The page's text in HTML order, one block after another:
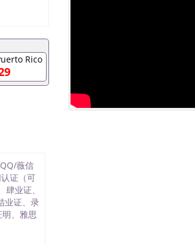
工作
么办
递交
了,
何办
制作
吗
外毕
文凭
外烫金
爱尔
真
理国